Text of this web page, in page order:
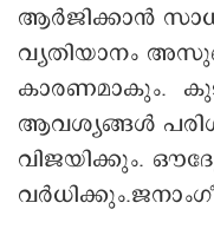
ആർജിക്കാന്‍
വ്യതിയാനം
കാരണമാകും.
ആവശ്യങ്ങള്‍
വിജയിക്കും.